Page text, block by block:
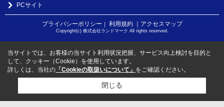
PCサイト
プライバシーポリシー ｜ 利用規約 ｜アクセスマップ
Copyright(c) 株式会社ランドマーク All rights reserved.
当サイトでは、お客様の当サイト利用状況把握、サービス向上検討を目的と
して、クッキー（Cookie）を使用しています。
詳しくは、当社の 「Cookieの取扱いについて」 をご確認ください。
閉じる